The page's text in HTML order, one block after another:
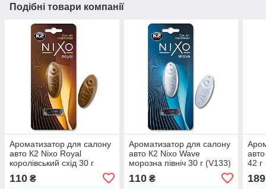
Подібні товари компанії
Ароматизатор для салону
авто К2 Nixo Royal
королівський схід 30 г
110 ₴
Ароматизатор для салону
авто К2 Nixo Wave
морозна північ 30 г (V133)
110₴
42 г
189